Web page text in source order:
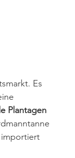
. Es
Plantagen
importiert